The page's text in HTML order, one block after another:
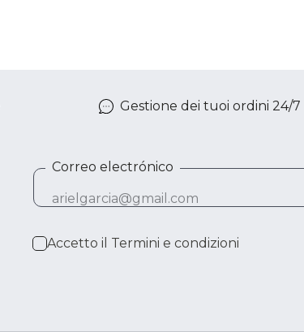
Gestione dei tuoi ordini 24/7
Correo electrónico
Accetto il Termini e condizioni